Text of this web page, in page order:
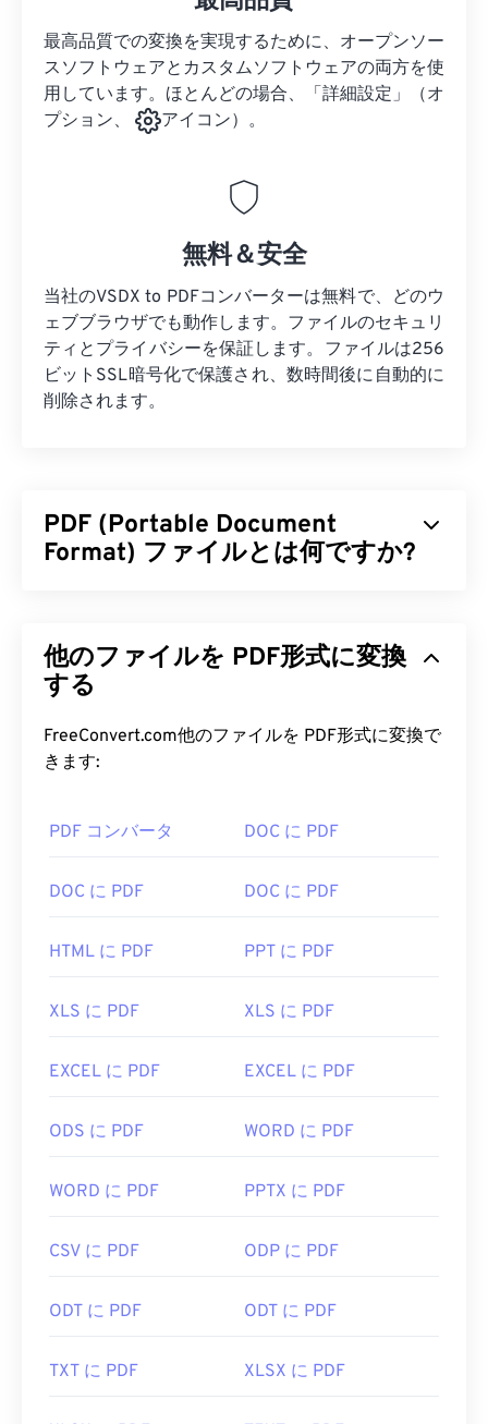
最高品質での変換を実現するために、オープンソー
スソフトウェアとカスタムソフトウェアの両方を使
用しています。ほとんどの場合、「詳細設定」（オ
プション、
アイコン）。
無料＆安全
当社のVSDX to PDFコンバーターは無料で、どのウ
ェブブラウザでも動作します。ファイルのセキュリ
ティとプライバシーを保証します。ファイルは256
ビットSSL暗号化で保護され、数時間後に自動的に
削除されます。
PDF (Portable Document
Format) ファイルとは何ですか?
的なファイル形式であり、今日最も広く使用されて
いるファイル形式の一つです。PDFが広く普及して
す。PDFファイルは、どのデバイスやオペレーティ
ングシステムでも常に同じ外観を保ちます。
ばいいですか?
PDFファイルを開く必要がある場合、ほとんどの人
AdobeはPDF標準を開発し、そのプログラムは間違
いなく最も
人気のある無料PDFリーダー
ない、あるいは使いたくない機能がたくさん含まれ
す。
はPDFファイル自体を開くことができます。アドオ
ン上のPDFリンクをクリックした際に自動的にPDF
もう少し高度な機能が欲しい場合は、
MuPDFを
強くお勧めします。どちらも無料で
初回リリース:
1993年6月15日
他のファイルを PDF形式に変換
する
FreeConvert.com他のファイルを PDF形式に変換で
きます:
PDF コンバータ DOC に PDF
DOC に PDF DOC に PDF
HTML に PDF PPT に PDF
XLS に PDF XLS に PDF
EXCEL に PDF EXCEL に PDF
ODS に PDF WORD に PDF
WORD に PDF PPTX に PDF
CSV に PDF ODP に PDF
ODT に PDF ODT に PDF
TXT に PDF XLSX に PDF